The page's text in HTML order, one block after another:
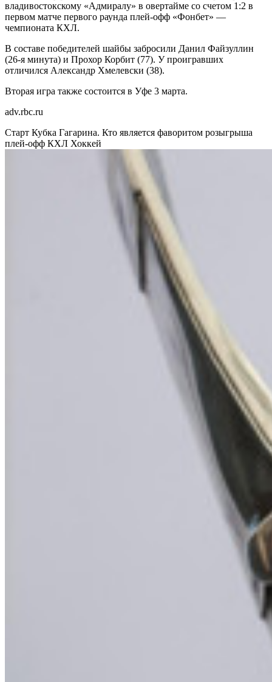
владивостокскому «Адмиралу» в овертайме со счетом 1:2 в
первом матче первого раунда плей-офф «Фонбет» —
чемпионата КХЛ.
В составе победителей шайбы забросили Данил Файзуллин
(26-я минута) и Прохор Корбит (77). У проигравших
отличился Александр Хмелевски (38).
Вторая игра также состоится в Уфе 3 марта.
adv.rbc.ru
Старт Кубка Гагарина. Кто является фаворитом розыгрыша
плей-офф КХЛ Хоккей